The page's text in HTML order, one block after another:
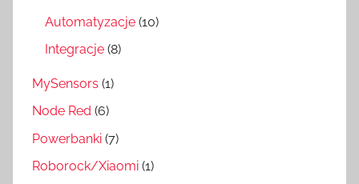
Automatyzacje (10)
Integracje (8)
MySensors (1)
Node Red (6)
Powerbanki (7)
Roborock/Xiaomi (1)